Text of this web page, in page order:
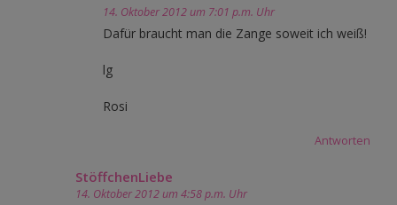
14. Oktober 2012 um 7:01 p.m. Uhr
Dafür braucht man die Zange soweit ich weiß!
lg
Rosi
Antworten
StöffchenLiebe
14. Oktober 2012 um 4:58 p.m. Uhr